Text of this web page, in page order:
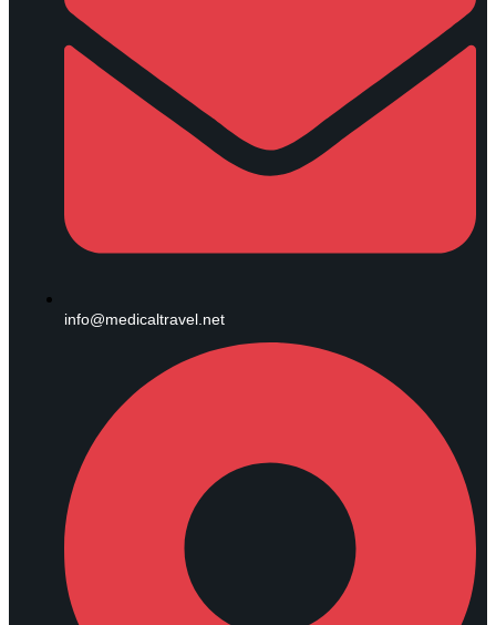
info@medicaltravel.net